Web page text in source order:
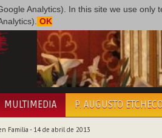
Analytics). In this site we use
OK
MULTIMEDIA P. AUGUSTO
Familia - 14 de abril de 2013